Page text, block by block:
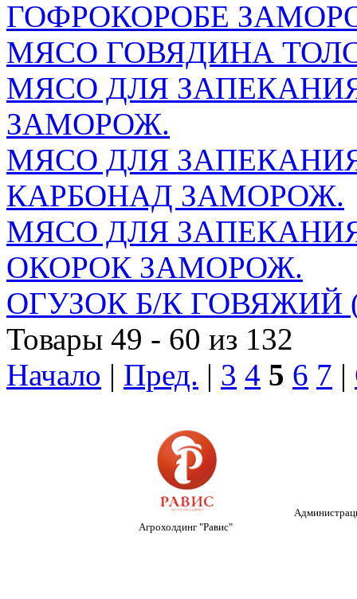
ГОФРОКОРОБЕ
МЯСО ГОВЯДИНА
МЯСО ДЛЯ
ЗАМОРОЖ.
МЯСО ДЛЯ
КАРБОНАД ЗАМОРОЖ.
МЯСО ДЛЯ
ОКОРОК ЗАМОРОЖ.
ОГУЗОК Б/К ГОВЯЖИЙ
Товары 49 - 60 из 132
Начало | Пред. | 3 4 5 6 7 |
Агрохолдинг "Равис"